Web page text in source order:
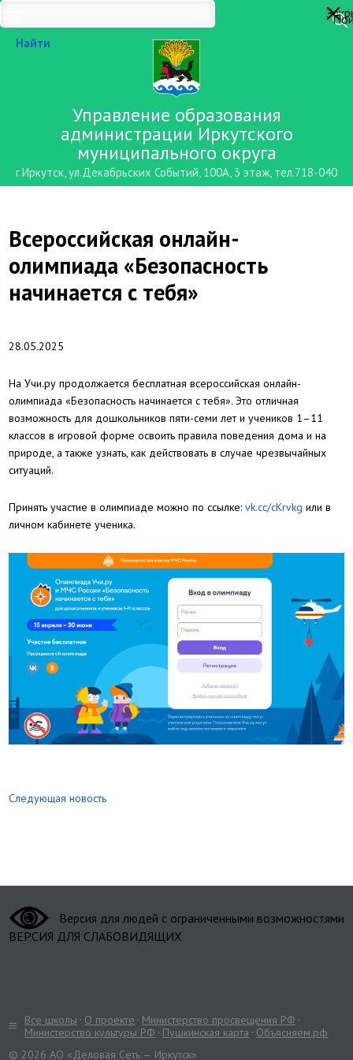
Найти
Управление образования
администрации Иркутского
муниципального округа
г.Иркутск, ул.Декабрьских Событий, 100А, 3 этаж, тел.718-040
Всероссийская онлайн-
олимпиада «Безопасность
начинается с тебя»
28.05.2025
На Учи.ру продолжается бесплатная всероссийская онлайн-
олимпиада «Безопасность начинается с тебя». Это отличная
возможность для дошкольников пяти-семи лет и учеников 1–11
классов в игровой форме освоить правила поведения дома и на
природе, а также узнать, как действовать в случае чрезвычайных
ситуаций.
Принять участие в олимпиаде можно по ссылке:vk.cc/cKrvkg или в
личном кабинете ученика.
Следующая новость
Версия для людей с ограниченными возможностями
ВЕРСИЯ ДЛЯ СЛАБОВИДЯЩИХ
Все школы О проекте
Министерство просвещения РФ
Министерство культуры РФ
Пушкинская карта
Объясняем.рф
© 2026 АО «Деловая Сеть — Иркутск»